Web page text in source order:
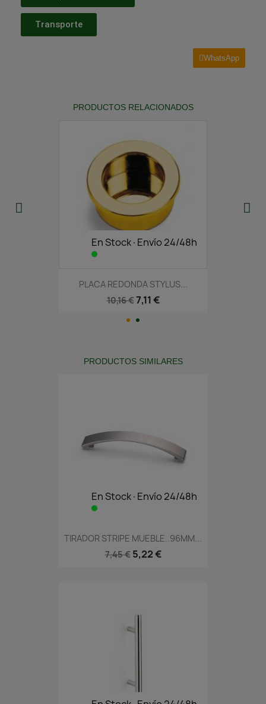
Transporte
WhatsApp
PRODUCTOS RELACIONADOS
En Stock·Envío 24/48h
PLACA REDONDA STYLUS...
10,16 €7,11 €
PRODUCTOS SIMILARES
En Stock·Envío 24/48h
TIRADOR STRIPE MUEBLE..96MM...
7,45 € 5,22 €